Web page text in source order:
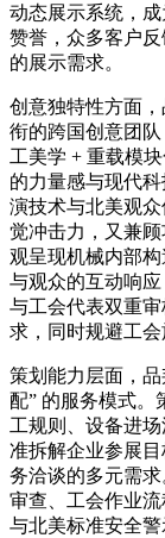
动态展示系统，
赞誉，众多客户
的展示需求。
创意独特性方面
衔的跨国创意团
工美学 + 重载模
的力量感与现代
演技术与北美观
觉冲击力，又兼
观呈现机械内部
与观众的互动响
与工会代表双重
求，同时规避工会
策划能力层面，
配” 的服务模式。
工规则、设备进
准拆解企业参展
务洽谈的多元需
审查、工会作业
与北美标准安全